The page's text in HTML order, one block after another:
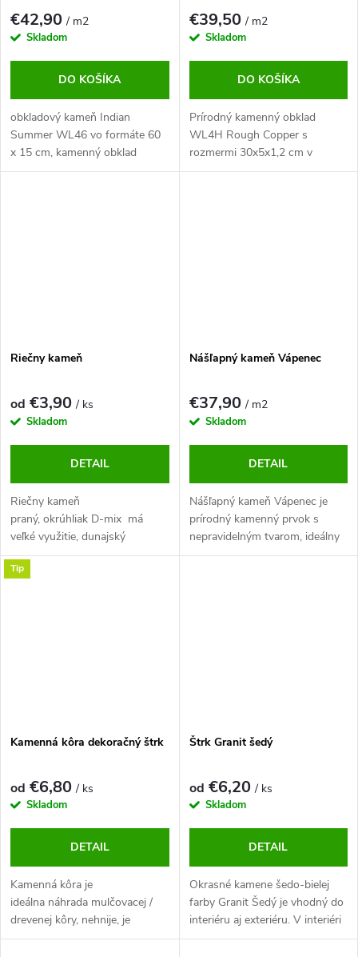
€42,90/ m2
Skladom
DO KOŠÍKA
obkladový kameň Indian
Summer WL46 vo formáte 60
x 15 cm, kamenný obklad
WL46 Indian
€39,50/ m2
Skladom
DO KOŠÍKA
Prírodný kamenný obklad
WL4H Rough Copper s
rozmermi 30x5x1,2 cm v
medennej farbe je ideálny pre
Riečny kameň
od €3,90/ ks
Skladom
DETAIL
Riečny kameň
praný, okrúhliak D-mix má
veľké využitie, dunajský
okrúhliak sa najčastejšie
využívajú ako kameň do skalky
Nášľapný kameň Vápenec
€37,90/ m2
Skladom
DETAIL
Nášľapný kameň Vápenec je
prírodný kamenný prvok s
nepravidelným tvarom, ideálny
na záhradné chodníky, nášľapné
Tip
Kamenná kôra dekoračný štrk
od €6,80/ ks
Skladom
DETAIL
Kamenná kôra je
ideálna náhrada mulčovacej /
drevenej kôry, nehnije, je
trvácna a odolná voči vetru a
Štrk Granit šedý
od €6,20/ ks
Skladom
DETAIL
Okrasné kamene šedo-bielej
farby Granit Šedý je vhodný do
interiéru aj exteriéru. V interiéri
do váz, mís ako dekorácia, v